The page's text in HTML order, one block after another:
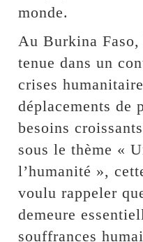
monde.
Au Burkina Faso,
tenue dans un
crises
déplacements de
besoins
sous le thème «
l’humanité »,
voulu rappeler
demeure
souffrances